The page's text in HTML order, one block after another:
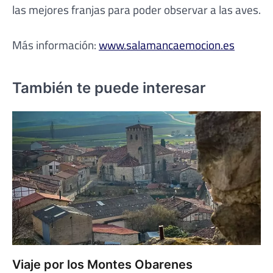
las mejores franjas para poder observar a las aves.
Más información:www.salamancaemocion.es
También te puede interesar
Viaje por los Montes Obarenes